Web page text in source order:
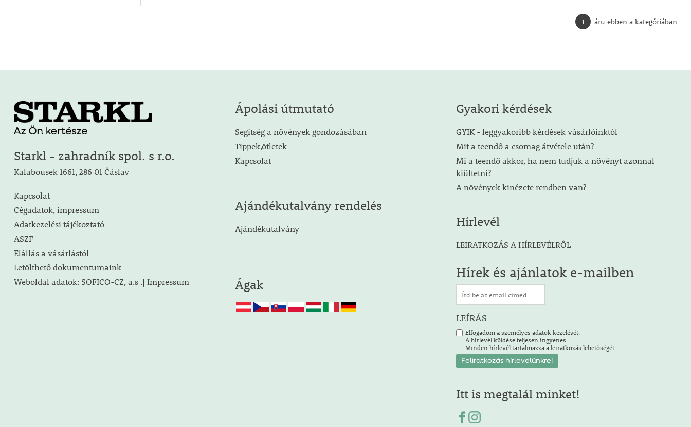
1 áru ebben a kategóriában
Starkl - zahradník spol. s r.o.
Kalabousek 1661, 286 01 Čáslav
Kapcsolat
Cégadatok, impressum
Adatkezelési tájékoztató
ASZF
Elállás a vásárlástól
Letölthető dokumentumaink
Weboldal adatok: SOFICO-CZ, a.s .| Impressum
Ápolási útmutató
Segítség a növények gondozásában
Tippek,ötletek
Kapcsolat
Ajándékutalvány rendelés
Ajándékutalvány
Ágak
Gyakori kérdések
GYIK - leggyakoribb kérdések vásárlóinktól
Mit a teendő a csomag átvétele után?
Mi a teendő akkor, ha nem tudjuk a növényt azonnal
kiültetni?
A növények kinézete rendben van?
Hírlevél
LEIRATKOZÁS A HÍRLEVÉLRŐL
Hírek és ajánlatok e-mailben
LEÍRÁS
Elfogadom a személyes adatok kezelését.
A hírlevél küldése teljesen ingyenes.
Minden hírlevél tartalmazza a leiratkozás lehetőségét.
Itt is megtalál minket!